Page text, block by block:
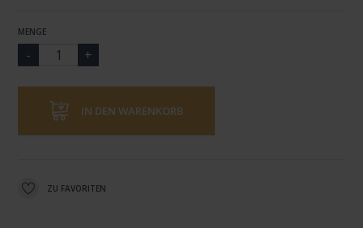
MENGE
IN DEN WARENKORB
ZU FAVORITEN